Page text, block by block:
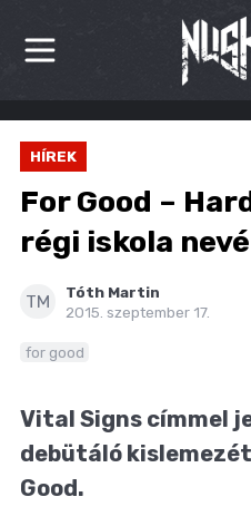
HÍREK
KRITIKÁK
BESZÁMOLÓK
MÁSVILÁG
BLOG
HÍREK
For Good –
régi iskola
TM
Tóth Martin
2015. szeptember 17.
for good
Vital Signs címmel
debütáló
Good.